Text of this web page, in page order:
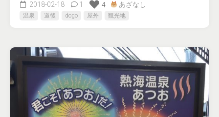
2018-02-18 1 4 あざなし
温泉 道後 dogo 屋外 観光地